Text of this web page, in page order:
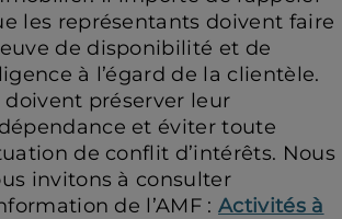
les représentants doivent faire
de disponibilité et de
à l’égard de la clientèle.
doivent préserver leur
et éviter toute
de conflit d’intérêts. Nous
invitons à consulter
de l’AMF :Activités à